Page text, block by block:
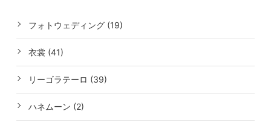
フォトウェディング (19)
衣裳 (41)
リーゴラテーロ (39)
ハネムーン (2)